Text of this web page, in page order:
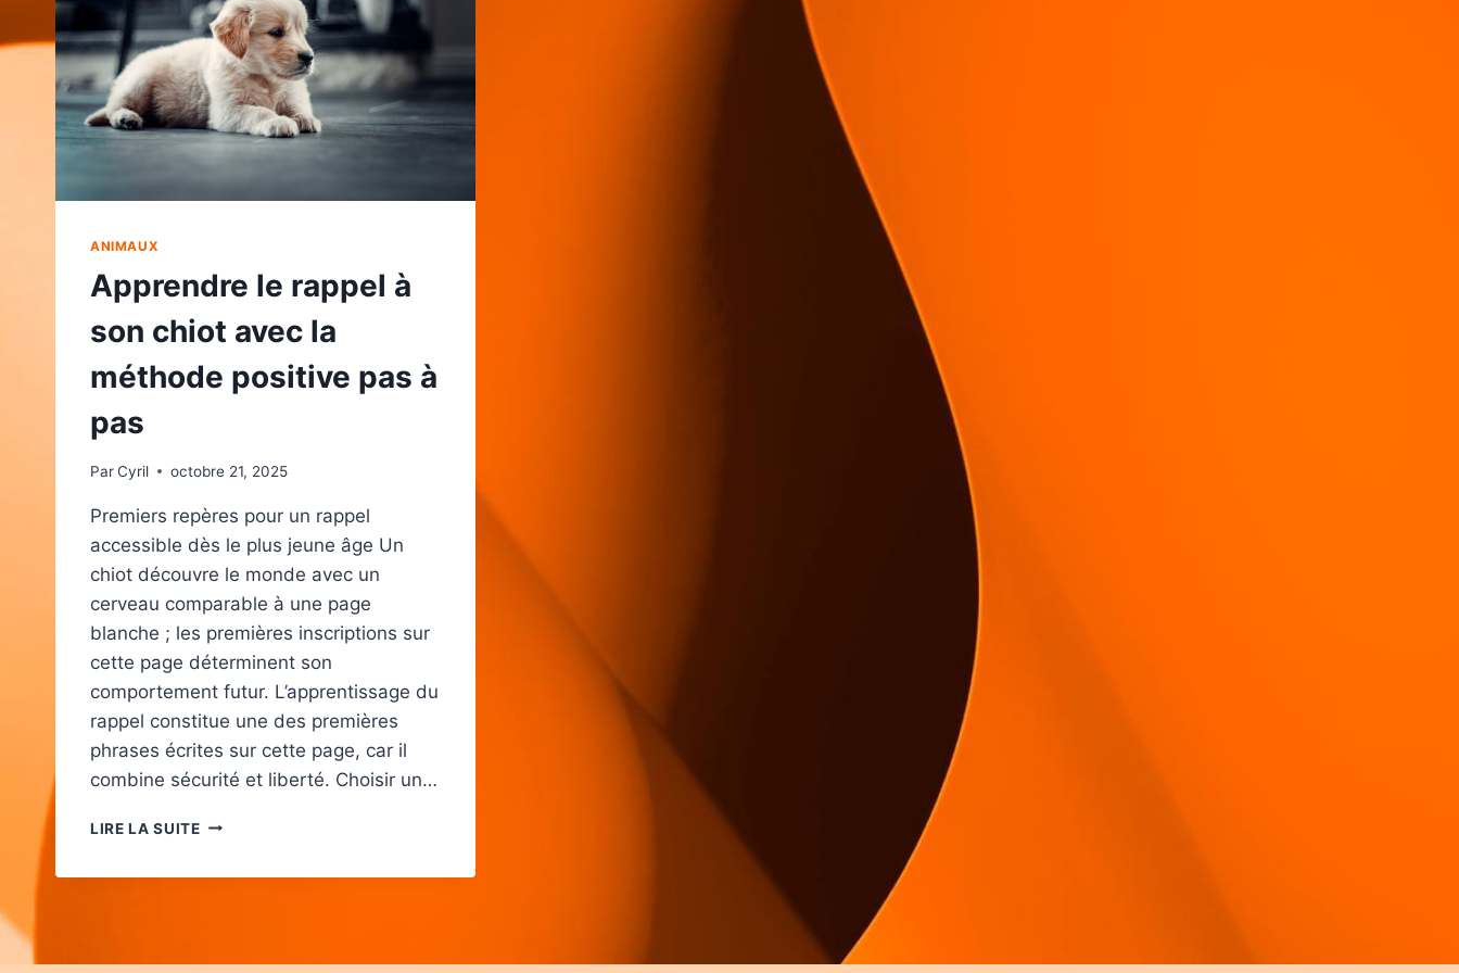
ANIMAUX
Apprendre le rappel à
son chiot avec la
méthode positive pas à
pas
ParCyril octobre 21, 2025
Premiers repères pour un rappel
accessible dès le plus jeune âge Un
chiot découvre le monde avec un
cerveau comparable à une page
blanche ; les premières inscriptions sur
cette page déterminent son
comportement futur. L’apprentissage du
rappel constitue une des premières
phrases écrites sur cette page, car il
combine sécurité et liberté. Choisir un…
LIRE LA SUITEAPPRENDRE